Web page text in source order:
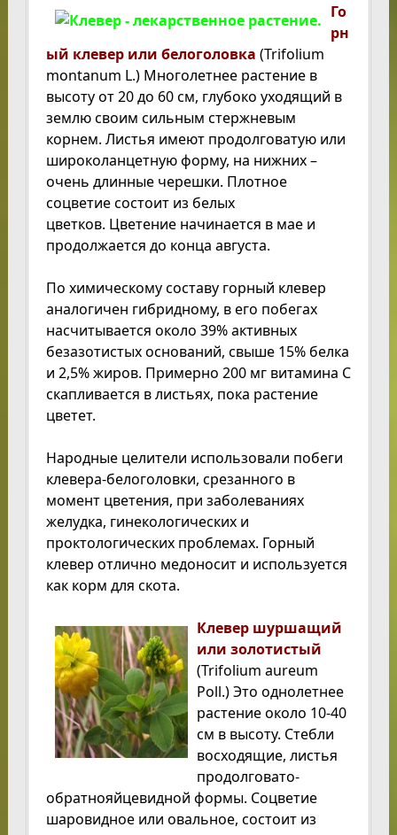
Го
рн
ый клевер или белоголовка (Trifolium
montanum L.) Многолетнее растение в
высоту от 20 до 60 см, глубоко уходящий в
землю своим сильным стержневым
корнем. Листья имеют продолговатую или
широколанцетную форму, на нижних –
очень длинные черешки. Плотное
соцветие состоит из белых
цветков. Цветение начинается в мае и
продолжается до конца августа.
По химическому составу горный клевер
аналогичен гибридному, в его побегах
насчитывается около 39% активных
безазотистых оснований, свыше 15% белка
и 2,5% жиров. Примерно 200 мг витамина С
скапливается в листьях, пока растение
цветет.
Народные целители использовали побеги
клевера-белоголовки, срезанного в
момент цветения, при заболеваниях
желудка, гинекологических и
проктологических проблемах. Горный
клевер отлично медоносит и используется
как корм для скота.
Клевер шуршащий
или золотистый
(Trifolium aureum
Poll.) Это однолетнее
растение около 10-40
см в высоту. Стебли
восходящие, листья
продолговато-
обратнояйцевидной формы. Соцветие
шаровидное или овальное, состоит из